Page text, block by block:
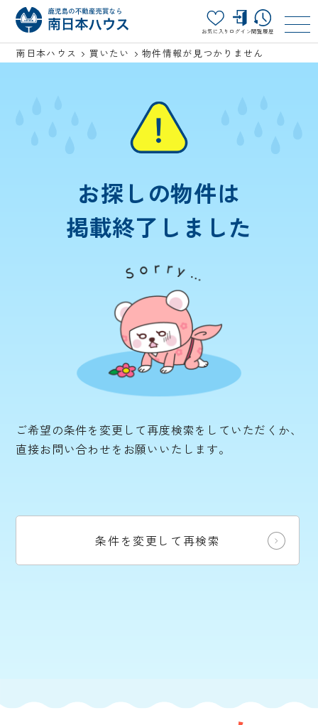
お気に入り ログイン閲覧履歴
南日本ハウス 買いたい 物件情報が見つかりません
お探しの物件は
掲載終了しました
ご希望の条件を変更して再度検索をしていただくか、
直接お問い合わせをお願いいたします。
条件を変更して再検索